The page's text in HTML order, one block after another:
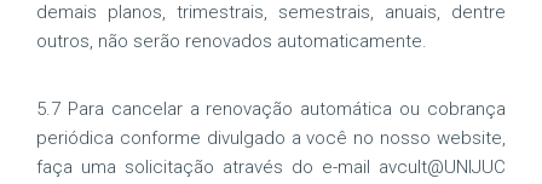
demais planos, trimestrais, semestrais, anuais, dentre
outros, não serão renovados automaticamente.
5.7 Para cancelar a renovação automática ou cobrança
periódica conforme divulgado a você no nosso website,
faça uma solicitação através do e-mail avcult@UNIJUC